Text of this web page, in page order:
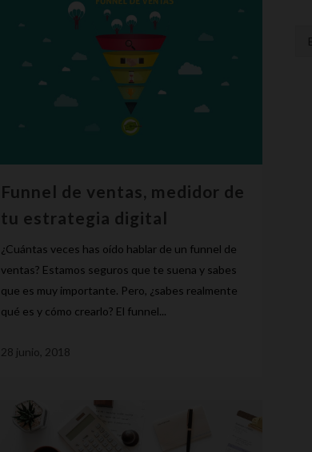
Funnel de ventas, medidor de
tu estrategia digital
¿Cuántas veces has oído hablar de un funnel de
ventas? Estamos seguros que te suena y sabes
que es muy importante. Pero, ¿sabes realmente
qué es y cómo crearlo? El funnel...
28 junio, 2018